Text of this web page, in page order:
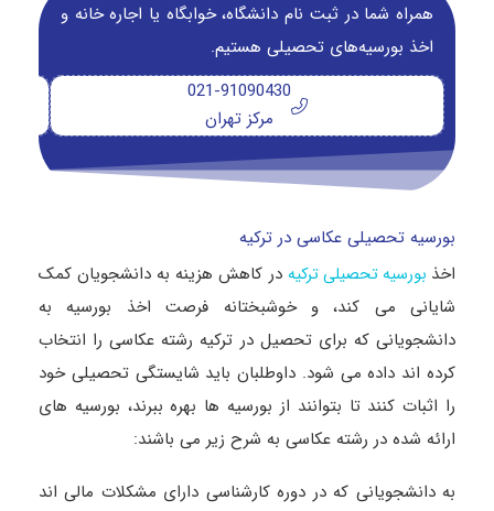
همراه شما در ثبت نام دانشگاه‌، خوابگاه یا اجاره خانه و
اخذ بورسیه‌های تحصیلی هستیم.
021-91090430
مرکز تهران
بورسیه تحصیلی عکاسی در ترکیه
اخذ بورسیه تحصیلی ترکیه در کاهش هزینه به دانشجویان کمک
شایانی می کند، و خوشبختانه فرصت اخذ بورسیه به
دانشجویانی که برای تحصیل در ترکیه رشته عکاسی را انتخاب
کرده اند داده می شود. داوطلبان باید شایستگی تحصیلی خود
را اثبات کنند تا بتوانند از بورسیه ها بهره ببرند، بورسیه های
ارائه شده در رشته عکاسی به شرح زیر می باشند:
به دانشجویانی که در دوره کارشناسی دارای مشکلات مالی اند